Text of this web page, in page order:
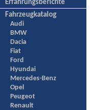
Erfahrungsberichte
Fahrzeugkatalog
Audi
BMW
Dacia
Fiat
Ford
Hyundai
Mercedes-Benz
Opel
Peugeot
Renault